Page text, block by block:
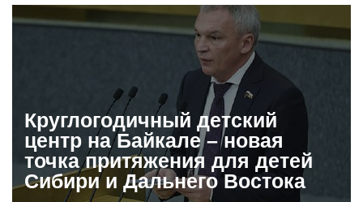
Круглогодичный детский
центр на Байкале – новая
точка притяжения для детей
Сибири и Дальнего Востока